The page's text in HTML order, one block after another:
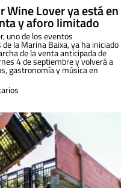
Wine Lover ya está en
y aforo limitado
uno de los eventos
la Marina Baixa, ya ha iniciado
de la venta anticipada de
4 de septiembre y volverá a
gastronomía y música en